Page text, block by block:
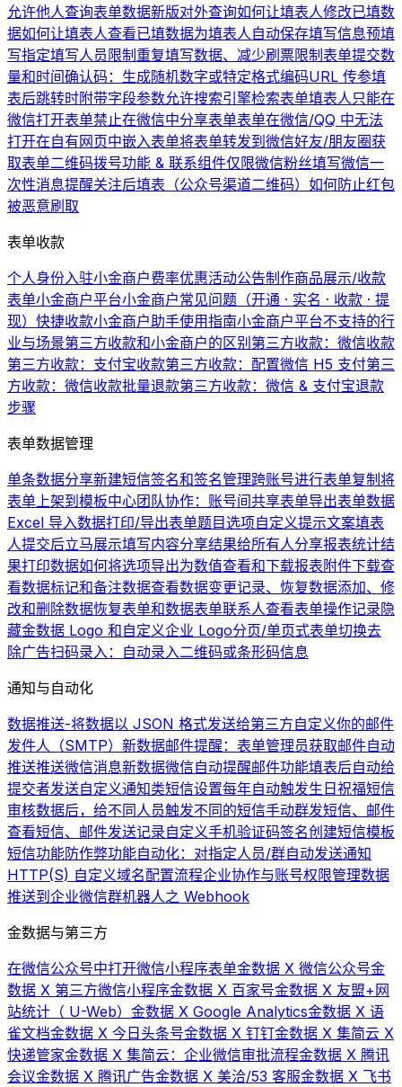
允许他人查询表单数据新版对外查询如何让填表人修改已填数
据如何让填表人查看已填数据为填表人自动保存填写信息预填
写指定填写人员限制重复填写数据、减少刷票限制表单提交数
量和时间确认码：生成随机数字或特定格式编码URL 传参填
表后跳转时附带字段参数允许搜索引擎检索表单填表人只能在
微信打开表单禁止在微信中分享表单表单在微信/QQ 中无法
打开在自有网页中嵌入表单将表单转发到微信好友/朋友圈获
取表单二维码拨号功能 & 联系组件仅限微信粉丝填写微信一
次性消息提醒关注后填表（公众号渠道二维码） 如何防止红包
被恶意刷取
表单收款
个人身份入驻小金商户费率优惠活动公告制作商品展示/收款
表单小金商户平台小金商户常见问题（开通 · 实名 · 收款 · 提
现） 快捷收款小金商户助手使用指南小金商户平台不支持的行
业与场景第三方收款和小金商户的区别第三方收款：微信收款
第三方收款：支付宝收款第三方收款：配置微信 H5 支付第三
方收款：微信收款批量退款第三方收款：微信 & 支付宝退款
步骤
表单数据管理
单条数据分享新建短信签名和签名管理跨账号进行表单复制将
表单上架到模板中心团队协作：账号间共享表单导出表单数据
Excel 导入数据打印/导出表单题目选项自定义提示文案填表
人提交后立马展示填写内容分享结果给所有人分享报表统计结
果打印数据如何将选项导出为数值查看和下载报表附件下载查
看数据标记和备注数据查看数据变更记录、恢复数据添加、修
改和删除数据恢复表单和数据表单联系人查看表单操作记录隐
藏金数据 Logo 和自定义企业 Logo分页/单页式表单切换去
除广告扫码录入：自动录入二维码或条形码信息
通知与自动化
数据推送-将数据以 JSON 格式发送给第三方自定义你的邮件
发件人（SMTP） 新数据邮件提醒：表单管理员获取邮件自动
推送推送微信消息新数据微信自动提醒邮件功能填表后自动给
提交者发送自定义通知类短信设置每年自动触发生日祝福短信
审核数据后，给不同人员触发不同的短信手动群发短信、邮件
查看短信、邮件发送记录自定义手机验证码签名创建短信模板
短信功能防作弊功能自动化：对指定人员/群自动发送通知
HTTP(S) 自定义域名配置流程企业协作与账号权限管理数据
推送到企业微信群机器人之 Webhook
金数据与第三方
在微信公众号中打开微信小程序表单金数据 X 微信公众号金
数据 X 第三方微信小程序金数据 X 百家号金数据 X 友盟+网
站统计（ U-Web） 金数据 X Google Analytics金数据 X 语
雀文档金数据 X 今日头条号金数据 X 钉钉金数据 X 集简云 X
快递管家金数据 X 集简云：企业微信审批流程金数据 X 腾讯
会议金数据 X 腾讯广告金数据 X 美洽/53 客服金数据 X 飞书